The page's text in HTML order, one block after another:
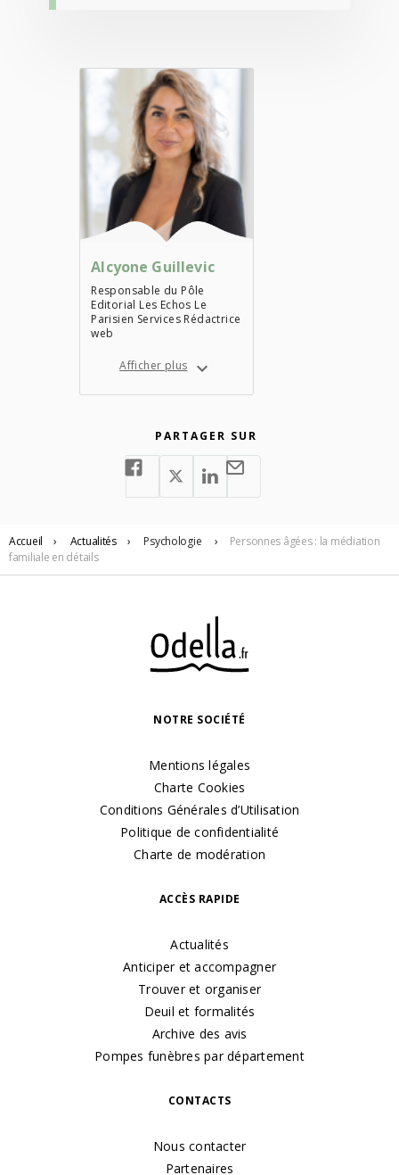
Alcyone Guillevic
Responsable du Pôle
Editorial Les Echos Le
Parisien Services Rédactrice
web
Afficher plus
PARTAGER SUR
Accueil › Actualités › Psychologie ›
Personnes âgées : la médiation
familiale en détails
NOTRE SOCIÉTÉ
Mentions légales
Charte Cookies
Conditions Générales d’Utilisation
Politique de confidentialité
Charte de modération
ACCÈS RAPIDE
Actualités
Anticiper et accompagner
Trouver et organiser
Deuil et formalités
Archive des avis
Pompes funèbres par département
CONTACTS
Nous contacter
Partenaires